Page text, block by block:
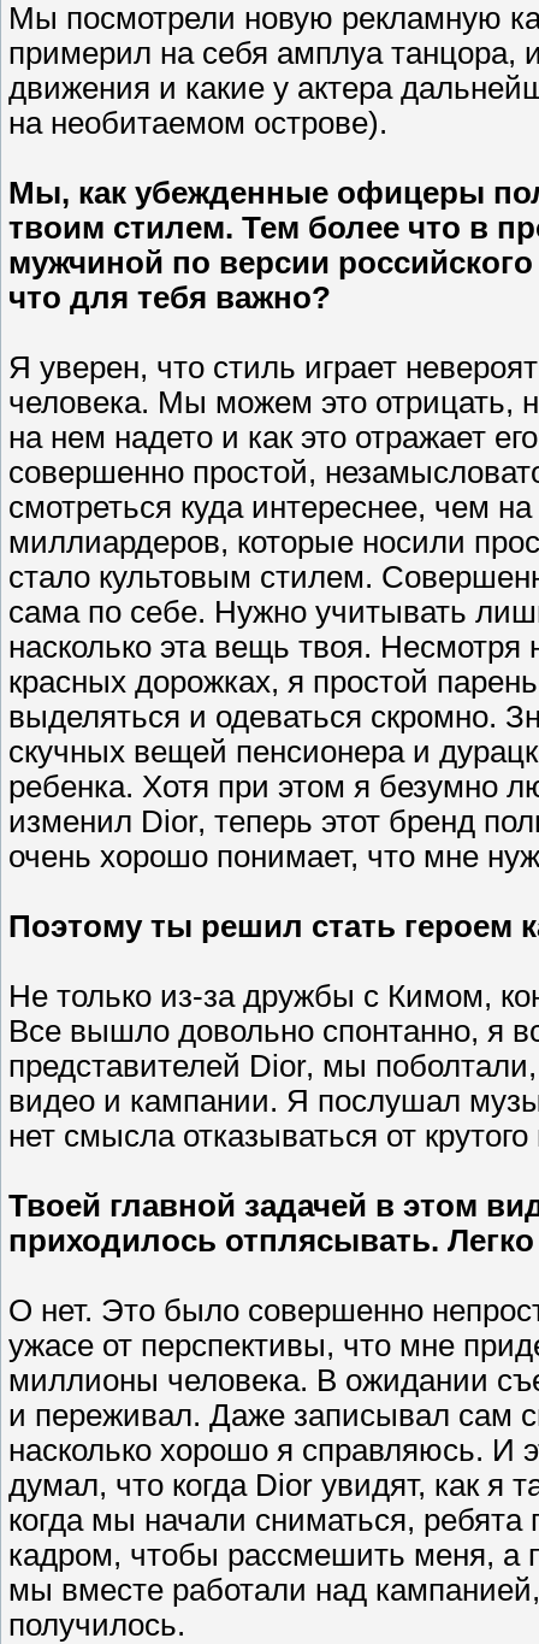
Мы посмотрели новую рекламную
примерил на себя амплуа танцора,
движения и какие у актера
на необитаемом острове).
Мы, как убежденные офицеры
твоим стилем. Тем более что в
мужчиной по версии
что для тебя важно?
Я уверен, что стиль играет
человека. Мы можем это отрицать,
на нем надето и как это отражает
совершенно простой,
смотреться куда интереснее, чем
миллиардеров, которые носили
стало культовым стилем.
сама по себе. Нужно учитывать
насколько эта вещь твоя.
красных дорожках, я простой
выделяться и одеваться скромно.
скучных вещей пенсионера и
ребенка. Хотя при этом я безумно
изменил Dior, теперь этот бренд
очень хорошо понимает, что мне
Поэтому ты решил стать героем
Не только из-за дружбы с Кимом,
Все вышло довольно спонтанно, я
представителей Dior, мы
видео и кампании. Я послушал
нет смысла отказываться от
Твоей главной задачей в этом
приходилось отплясывать.
О нет. Это было совершенно
ужасе от перспективы, что мне
миллионы человека. В ожидании
и переживал. Даже записывал сам
насколько хорошо я справляюсь.
думал, что когда Dior увидят, как я
когда мы начали сниматься,
кадром, чтобы рассмешить меня, а
мы вместе работали над
получилось.